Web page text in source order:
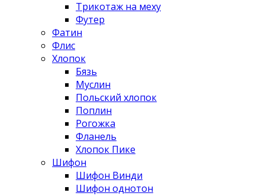
Трикотаж на меху
Футер
Фатин
Флис
Хлопок
Бязь
Муслин
Польский хлопок
Поплин
Рогожка
Фланель
Хлопок Пике
Шифон
Шифон Винди
Шифон однотон